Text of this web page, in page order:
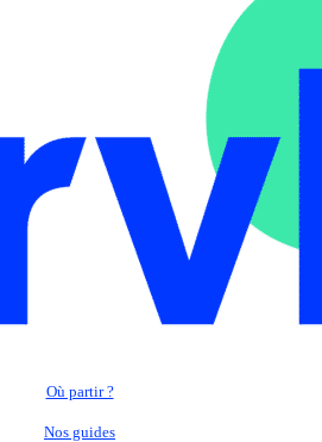
Où partir ?
Nos guides